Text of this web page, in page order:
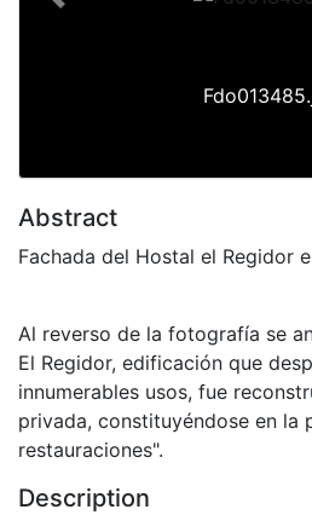
Previous
Abstract
Fachada del Hostal el Regidor
Al reverso de la fotografía se
El Regidor, edificación que
innumerables usos, fue
privada, constituyéndose en la
restauraciones".
Description